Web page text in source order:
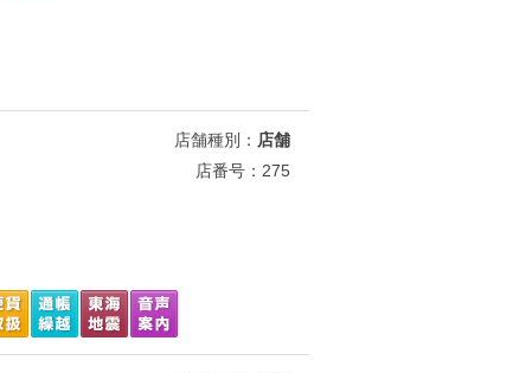
店舗種別： 店舗
店番号：275